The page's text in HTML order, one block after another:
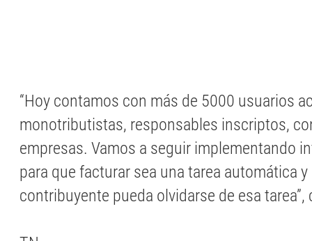
“Hoy contamos con más de 5000 usuarios
monotributistas, responsables inscriptos,
empresas. Vamos a seguir implementando
para que facturar sea una tarea automática y
contribuyente pueda olvidarse de esa tarea”,